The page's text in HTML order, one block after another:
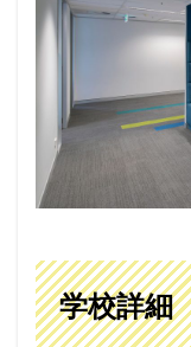
学校詳細